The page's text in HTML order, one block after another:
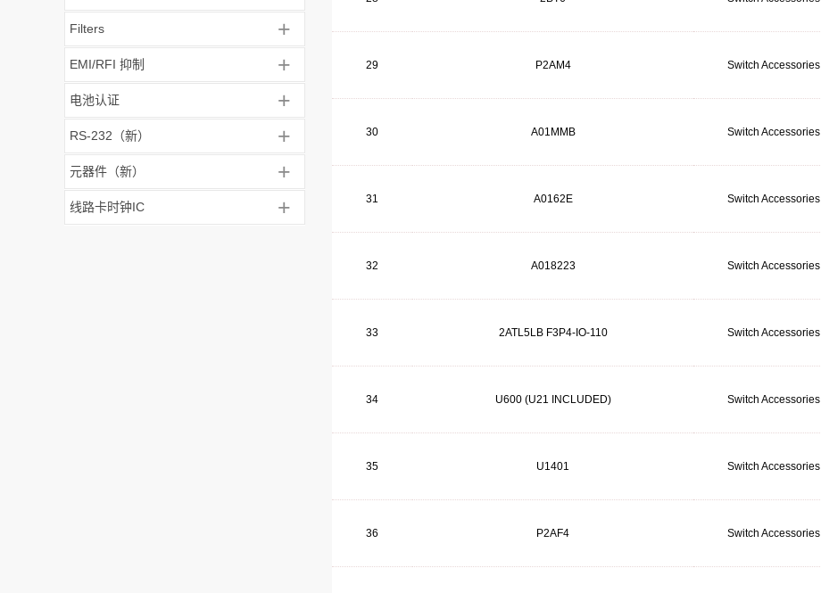
Filters +
EMI/RFI 抑制 +
电池认证 +
RS-232（新） +
元器件（新） +
线路卡时钟IC +
29 P2AM4 Switch Accessories
30 A01MMB Switch Accessories
31 A0162E Switch Accessories
32 A018223 Switch Accessories
33 2ATL5LB F3P4-IO-110 Switch Accessories
34 U600 (U21 INCLUDED) Switch Accessories
35 U1401 Switch Accessories
36 P2AF4 Switch Accessories